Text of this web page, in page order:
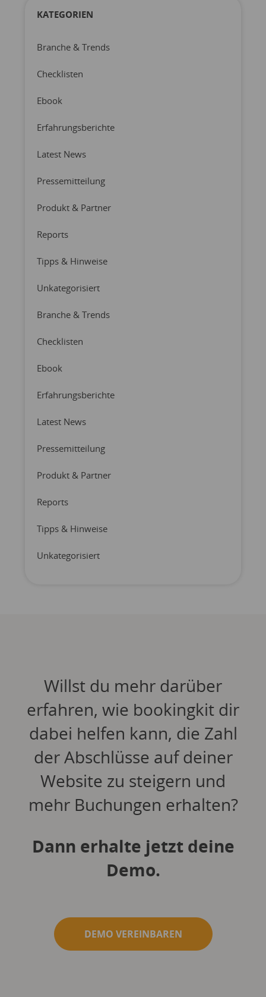
KATEGORIEN
Branche & Trends
Checklisten
Ebook
Erfahrungsberichte
Latest News
Pressemitteilung
Produkt & Partner
Reports
Tipps & Hinweise
Unkategorisiert
Branche & Trends
Checklisten
Ebook
Erfahrungsberichte
Latest News
Pressemitteilung
Produkt & Partner
Reports
Tipps & Hinweise
Unkategorisiert
Willst du mehr darüber
erfahren, wie bookingkit dir
dabei helfen kann, die Zahl
der Abschlüsse auf deiner
Website zu steigern und
mehr Buchungen erhalten?
Dann erhalte jetzt deine
Demo.
DEMO VEREINBAREN